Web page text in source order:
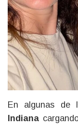
En algunas de
Indiana